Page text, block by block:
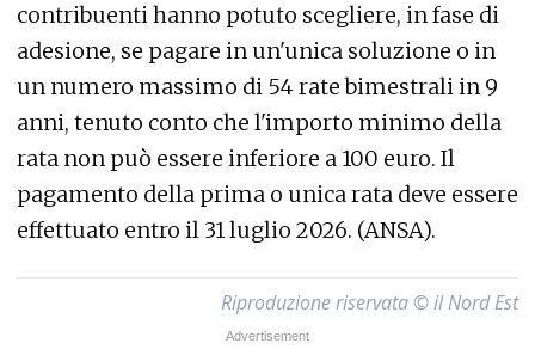
contribuenti hanno potuto scegliere, in fase di
adesione, se pagare in un'unica soluzione o in
un numero massimo di 54 rate bimestrali in 9
anni, tenuto conto che l'importo minimo della
rata non può essere inferiore a 100 euro. Il
pagamento della prima o unica rata deve essere
effettuato entro il 31 luglio 2026. (ANSA).
Riproduzione riservata © il Nord Est